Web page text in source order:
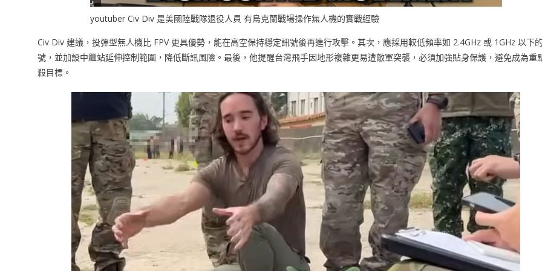
youtuber Civ Div 是美國陸戰隊退役人員 有烏克蘭戰場操作無人機的實戰經驗
Civ Div 建議，投彈型無人機比 FPV 更具優勢，能在高空保持穩定訊號後再進行攻擊。其次，應採用較低頻率如 2.4GHz 或 1GHz 以下
號，並加設中繼站延伸控制範圍，降低斷訊風險。最後，他提醒台灣飛手因地形複雜更易遭敵軍突襲，必須加強貼身保護，避免成為重
殺目標。